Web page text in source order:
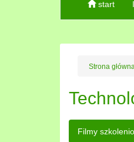
start
Strona
Filmy